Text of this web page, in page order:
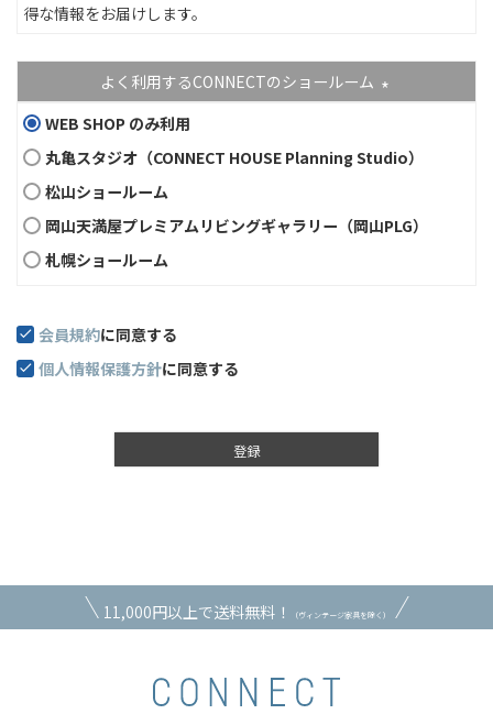
得な情報をお届けします。
よく利用するCONNECTのショールーム
WEB SHOP のみ利用
丸亀スタジオ（CONNECT HOUSE Planning Studio）
松山ショールーム
岡山天満屋プレミアムリビングギャラリー（岡山PLG）
札幌ショールーム
会員規約に同意する
個人情報保護方針に同意する
登録
11,000円以上で送料無料！ （ヴィンテージ家具を除く）